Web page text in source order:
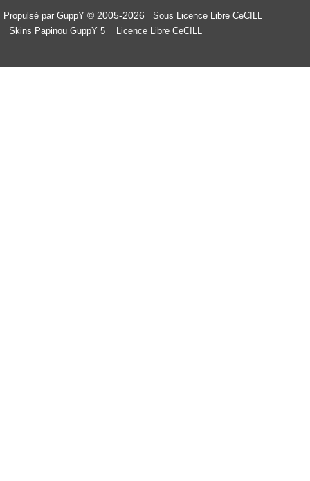
Propulsé par GuppY © 2005-2026
Sous Licence Libre CeCILL
Skins Papinou GuppY 5
Licence Libre CeCILL